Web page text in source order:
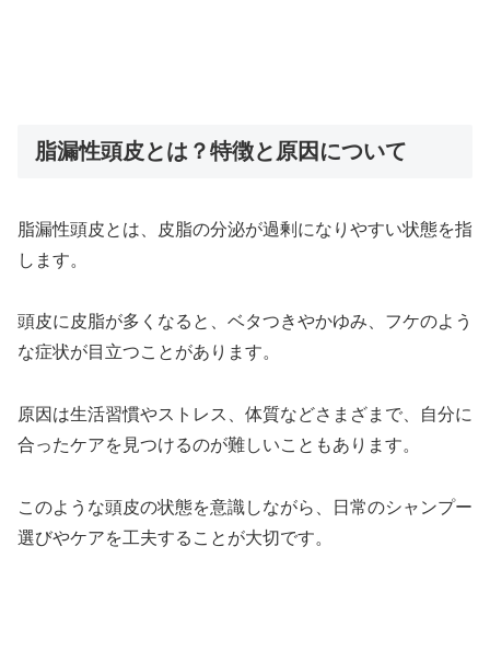
脂漏性頭皮とは？特徴と原因について
脂漏性頭皮とは、皮脂の分泌が過剰になりやすい状態を指
します。
頭皮に皮脂が多くなると、ベタつきやかゆみ、フケのよう
な症状が目立つことがあります。
原因は生活習慣やストレス、体質などさまざまで、自分に
合ったケアを見つけるのが難しいこともあります。
このような頭皮の状態を意識しながら、日常のシャンプー
選びやケアを工夫することが大切です。